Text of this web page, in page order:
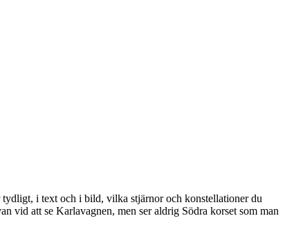
i text och i bild, vilka stjärnor och konstellationer du
vid att se Karlavagnen, men ser aldrig Södra korset som man